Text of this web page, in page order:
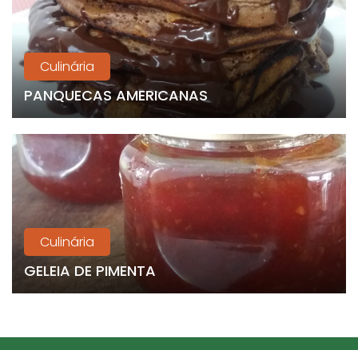
Culinária
PANQUECAS AMERICANAS
Culinária
GELEIA DE PIMENTA